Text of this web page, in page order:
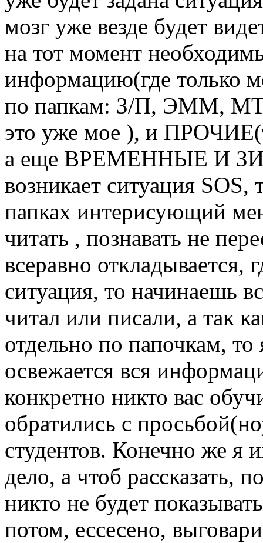
мозг уже везде будет
на тот момент
информацию(где только
по папкам: З/П, ЭММ,
это уже мое ), и
а еще ВРЕМЕННЫЕ И
возникает ситуация
папках интерисующий
читать , познавать не
всеравно откладывается,
ситуация, то начинаешь
читал или писали, а так
отдельно по папочкам,
освежается вся
конкретно никто вас
обратились с
студентов. Конечно же я
дело, а чтоб рассказать,
никто не будет
потом, ессесено,